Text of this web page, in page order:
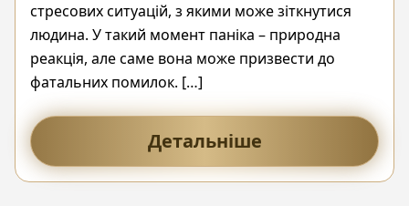
стресових ситуацій, з якими може зіткнутися
людина. У такий момент паніка – природна
реакція, але саме вона може призвести до
фатальних помилок. […]
Детальніше